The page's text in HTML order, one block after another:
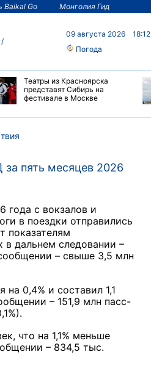
Baikal Go Монголия Гид
09 августа 2026
18:12
Погода
Театры из Красноярска
представят Сибирь на
фестивале в Москве
пять месяцев 2026
года с вокзалов и
в поездки отправились
показателям
в дальнем следовании –
– свыше 3,5 млн
0,4% и составил 1,1
– 151,9 млн пасс-
что на 1,1% меньше
– 834,5 тыс.